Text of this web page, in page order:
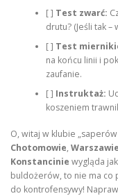
[ ] Test zwarć:
drutu? (Jeśli tak –
[ ] Test
na końcu linii i
zaufanie.
[ ] Instruktaż:
koszeniem
O, witaj w klubie
Chotomowie, Warszawie
Konstancinie wygląda
buldożerów, to nie ma co
do kontrofensywy!